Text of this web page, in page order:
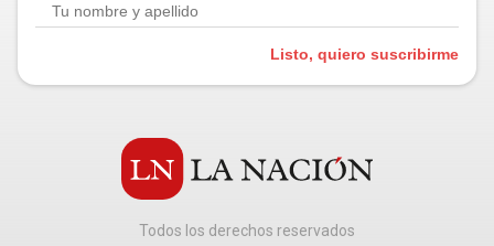
Listo, quiero suscribirme
Todos los derechos reservados